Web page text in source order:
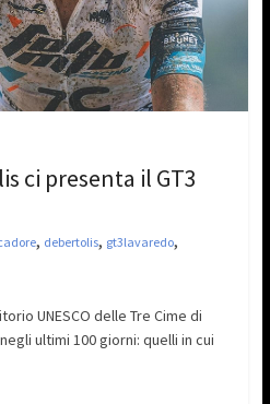
ci presenta il GT3
, debertolis, gt3lavaredo,
UNESCO delle Tre Cime di
ultimi 100 giorni: quelli in cui